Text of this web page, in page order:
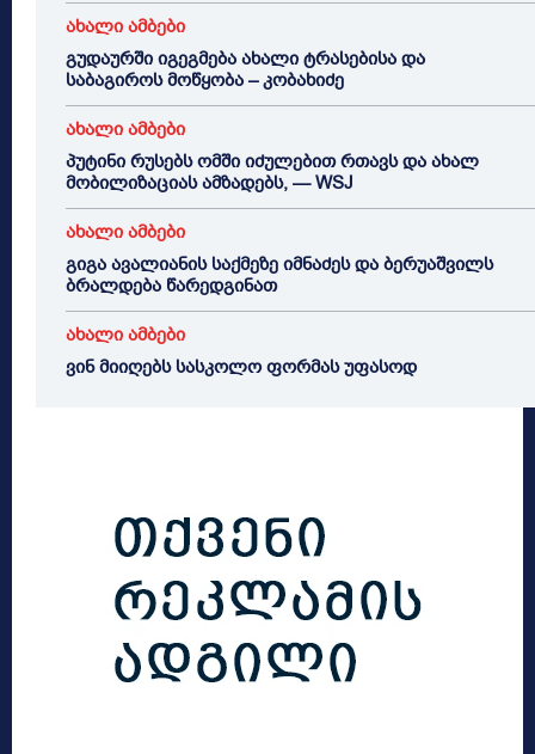
ახალი ამბები
გუდაურში იგეგმება ახალი ტრასებისა და
საბაგიროს მოწყობა – კობახიძე
ახალი ამბები
პუტინი რუსებს ომში იძულებით რთავს და ახალ
მობილიზაციას ამზადებს, — WSJ
ახალი ამბები
გიგა ავალიანის საქმეზე იმნაძეს და ბერუაშვილს
ბრალდება წარედგინათ
ახალი ამბები
ვინ მიიღებს სასკოლო ფორმას უფასოდ